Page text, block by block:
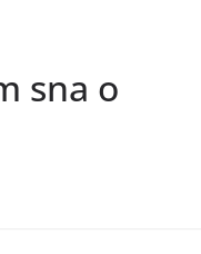
sna o